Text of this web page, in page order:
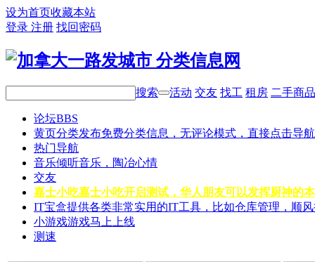
设为首页收藏本站
登录 注册 找回密码
搜索 活动 交友 找工 租房 二手商品
论坛BBS
黄页分类发布免费分类信息，无评论模式，直接点击导
热门导航
音乐倾听音乐，陶冶心情
交友
嘉士小吃嘉士小吃开启测试，华人朋友可以发挥厨神的
IT宝盒提供各类非常实用的IT工具，比如仓库管理，顺
小游戏游戏马上上线
测速